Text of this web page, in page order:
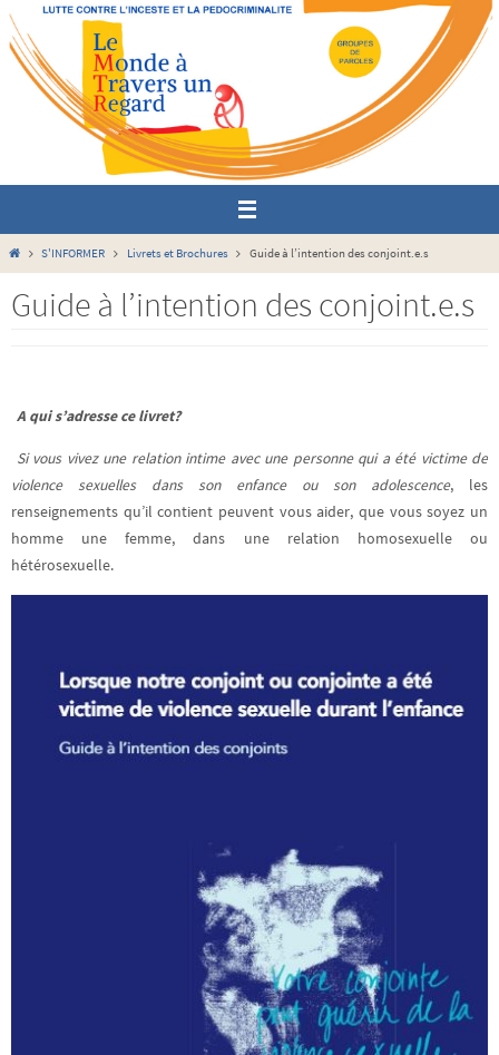
Passer
vers
contenu
HomeS'INFORMER Livrets et Brochures Guide à l’intention des conjoint.e.s
Guide à l’intention des conjoint.e.s
A qui s’adresse ce livret?
Si vous vivez une relation intime avec une personne qui a été victime de
violence sexuelles dans son enfance ou son adolescence, les
renseignements qu’il contient peuvent vous aider, que vous soyez un
homme une femme, dans une relation homosexuelle ou
hétérosexuelle.